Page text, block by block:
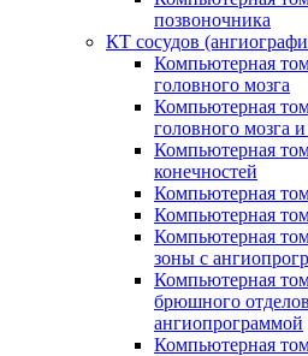
позвоночника
КТ сосудов
Компьютерная
головного мозга
Компьютерная
головного мозга
Компьютерная
конечностей
Компьютерная
Компьютерная
Компьютерная
зоны с
Компьютерная
брюшного
ангиопрограммой
Компьютерная